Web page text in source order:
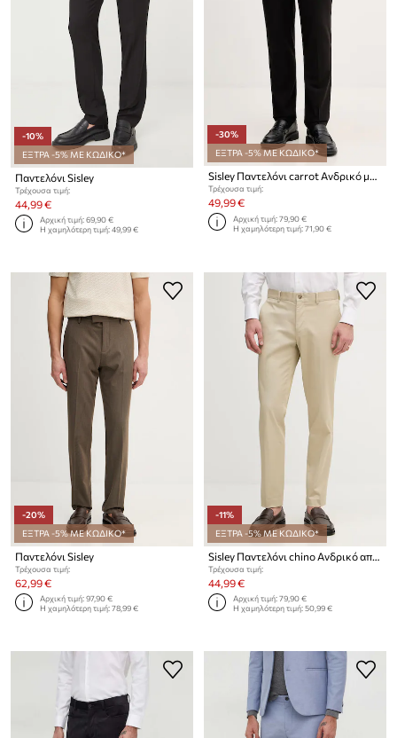
-10%
ΕΞΤΡΑ -5% ΜΕ ΚΩΔΙΚΟ*
Παντελόνι Sisley
Τρέχουσα τιμή:
44,99 €
Αρχική τιμή:69,90 €
Η χαμηλότερη τιμή:49,99 €
-30%
ΕΞΤΡΑ -5% ΜΕ ΚΩΔΙΚΟ*
Sisley Παντελόνι carrot Ανδρικό με πρόσμιξη μαλλιού
Τρέχουσα τιμή:
49,99 €
Αρχική τιμή:79,90 €
Η χαμηλότερη τιμή:71,90 €
-20%
ΕΞΤΡΑ -5% ΜΕ ΚΩΔΙΚΟ*
Παντελόνι Sisley
Τρέχουσα τιμή:
62,99 €
Αρχική τιμή:97,90 €
Η χαμηλότερη τιμή:78,99 €
-11%
ΕΞΤΡΑ -5% ΜΕ ΚΩΔΙΚΟ*
Sisley Παντελόνι chino Ανδρικό από βαμβάκι με ελαστάν
Τρέχουσα τιμή:
44,99 €
Αρχική τιμή:79,90 €
Η χαμηλότερη τιμή:50,99 €